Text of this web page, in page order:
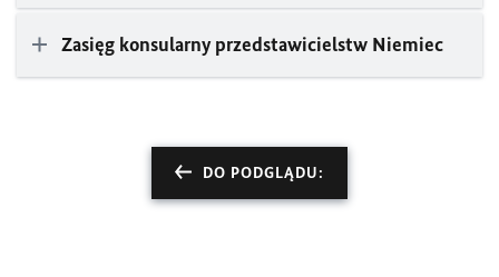
Zasięg konsularny przedstawicielstw Niemiec
DO PODGLĄDU: